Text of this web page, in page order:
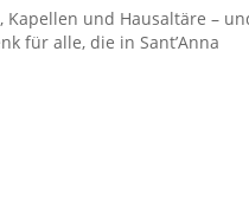
und Hausaltäre –
für alle, die in Sant’Anna